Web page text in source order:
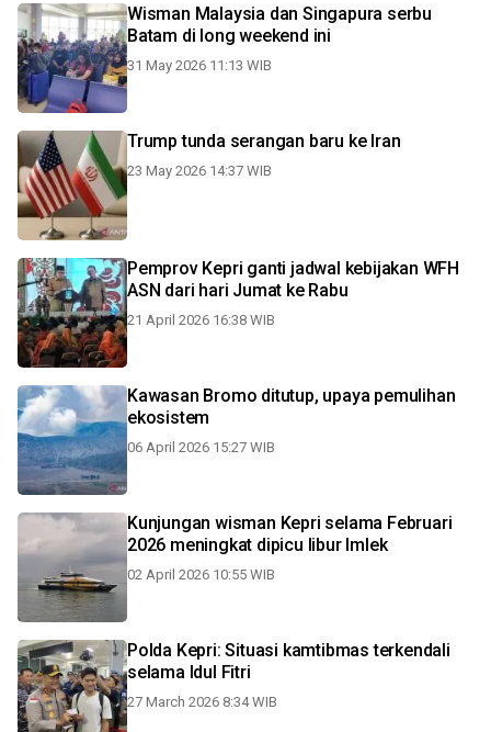
Wisman Malaysia dan Singapura serbu
Batam di long weekend ini
31 May 2026 11:13 WIB
Trump tunda serangan baru ke Iran
23 May 2026 14:37 WIB
Pemprov Kepri ganti jadwal kebijakan WFH
ASN dari hari Jumat ke Rabu
21 April 2026 16:38 WIB
Kawasan Bromo ditutup, upaya pemulihan
ekosistem
06 April 2026 15:27 WIB
Kunjungan wisman Kepri selama Februari
2026 meningkat dipicu libur Imlek
02 April 2026 10:55 WIB
Polda Kepri: Situasi kamtibmas terkendali
selama Idul Fitri
27 March 2026 8:34 WIB